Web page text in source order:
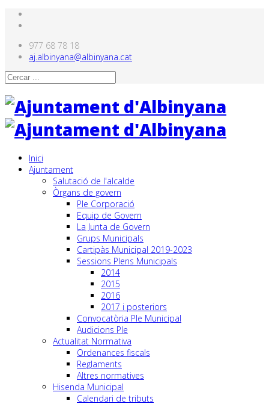
977 68 78 18
aj.albinyana@albinyana.cat
Inici
Ajuntament
Salutació de l'alcalde
Òrgans de govern
Ple Corporació
Equip de Govern
La Junta de Govern
Grups Municipals
Cartipàs Municipal 2019-2023
Sessions Plens Municipals
2014
2015
2016
2017 i posteriors
Convocatòria Ple Municipal
Audicions Ple
Actualitat Normativa
Ordenances fiscals
Reglaments
Altres normatives
Hisenda Municipal
Calendari de tributs